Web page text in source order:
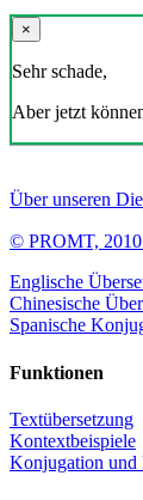
×
Sehr schade,
Aber jetzt
Über unseren
© PROMT,
Englische
Chinesische
Spanische
Funktionen
Textübersetzung
Kontextbeispiele
Konjugation und